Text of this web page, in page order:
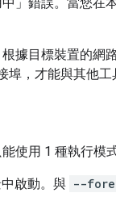
據目標裝置的網
，才能與其他工
使用 1 種執行模式
啟動。與 --